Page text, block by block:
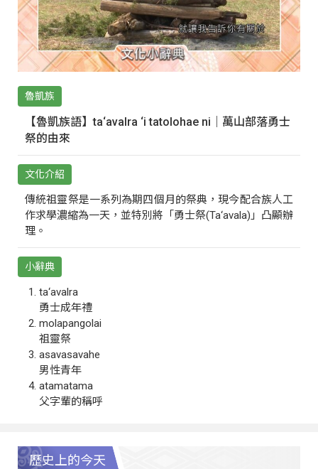
魯凱族
【魯凱族語】ta‘avalra ‘i tatolohae ni｜萬山部落勇士
祭的由來
文化介紹
傳統祖靈祭是一系列為期四個月的祭典，現今配合族人工
作求學濃縮為一天，並特別將「勇士祭(Ta‘avala)」凸顯辦
理。
小辭典
ta‘avalra
勇士成年禮
molapangolai
祖靈祭
asavasavahe
男性青年
atamatama
父字輩的稱呼
歷史上的今天